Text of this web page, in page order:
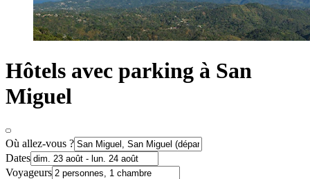
Hôtels avec parking à San
Miguel
Où allez-vous ?
Dates
Voyageurs